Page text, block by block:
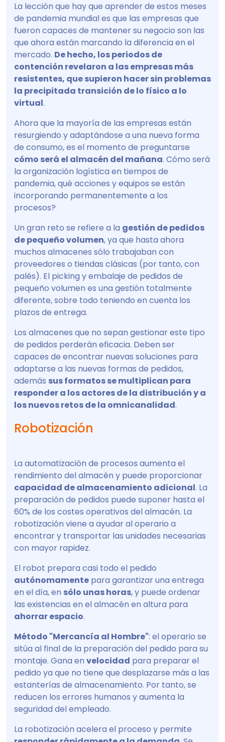
La lección que hay que aprender de estos meses
de pandemia mundial es que las empresas que
fueron capaces de mantener su negocio son las
que ahora están marcando la diferencia en el
mercado. De hecho, los periodos de
contención revelaron a las empresas más
resistentes, que supieron hacer sin problemas
la precipitada transición de lo físico a lo
virtual.
Ahora que la mayoría de las empresas están
resurgiendo y adaptándose a una nueva forma
de consumo, es el momento de preguntarse
cómo será el almacén del mañana. Cómo será
la organización logística en tiempos de
pandemia, qué acciones y equipos se están
incorporando permanentemente a los
procesos?
Un gran reto se refiere a la gestión de pedidos
de pequeño volumen, ya que hasta ahora
muchos almacenes sólo trabajaban con
proveedores o tiendas clásicas (por tanto, con
palés). El picking y embalaje de pedidos de
pequeño volumen es una gestión totalmente
diferente, sobre todo teniendo en cuenta los
plazos de entrega.
Los almacenes que no sepan gestionar este tipo
de pedidos perderán eficacia. Deben ser
capaces de encontrar nuevas soluciones para
adaptarse a las nuevas formas de pedidos,
además sus formatos se multiplican para
responder a los actores de la distribución y a
los nuevos retos de la omnicanalidad.
Robotización
La automatización de procesos aumenta el
rendimiento del almacén y puede proporcionar
capacidad de almacenamiento adicional. La
preparación de pedidos puede suponer hasta el
60% de los costes operativos del almacén. La
robotización viene a ayudar al operario a
encontrar y transportar las unidades necesarias
con mayor rapidez.
El robot prepara casi todo el pedido
autónomamente para garantizar una entrega
en el día, en sólo unas horas, y puede ordenar
las existencias en el almacén en altura para
ahorrar espacio.
Método "Mercancía al Hombre": el operario se
sitúa al final de la preparación del pedido para su
montaje. Gana en velocidad para preparar el
pedido ya que no tiene que desplazarse más a las
estanterías de almacenamiento. Por tanto, se
reducen los errores humanos y aumenta la
seguridad del empleado.
La robotización acelera el proceso y permite